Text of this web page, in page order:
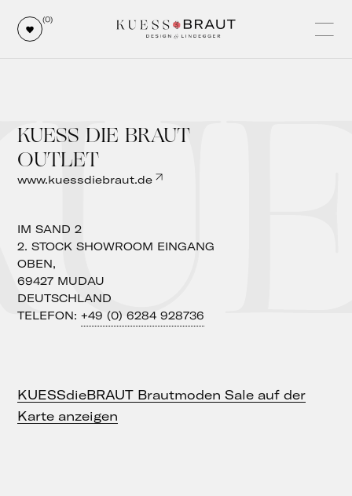
(0)
www.kuessdiebraut.de
KUESS DIE BRAUT
OUTLET
IM SAND 2
2. STOCK SHOWROOM EINGANG
OBEN,
69427 MUDAU
DEUTSCHLAND
TELEFON:+49 (0) 6284 928736
KUESSdieBRAUT Brautmoden Sale auf der
Karte anzeigen